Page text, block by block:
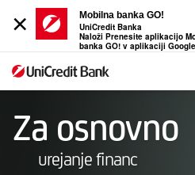
×
Mobilna banka GO!
UniCredit Banka
Naloži Prenesite aplikacijo
banka GO! v aplikaciji
Osnovni
plačilni
račun
Za osnovno
urejanje financ